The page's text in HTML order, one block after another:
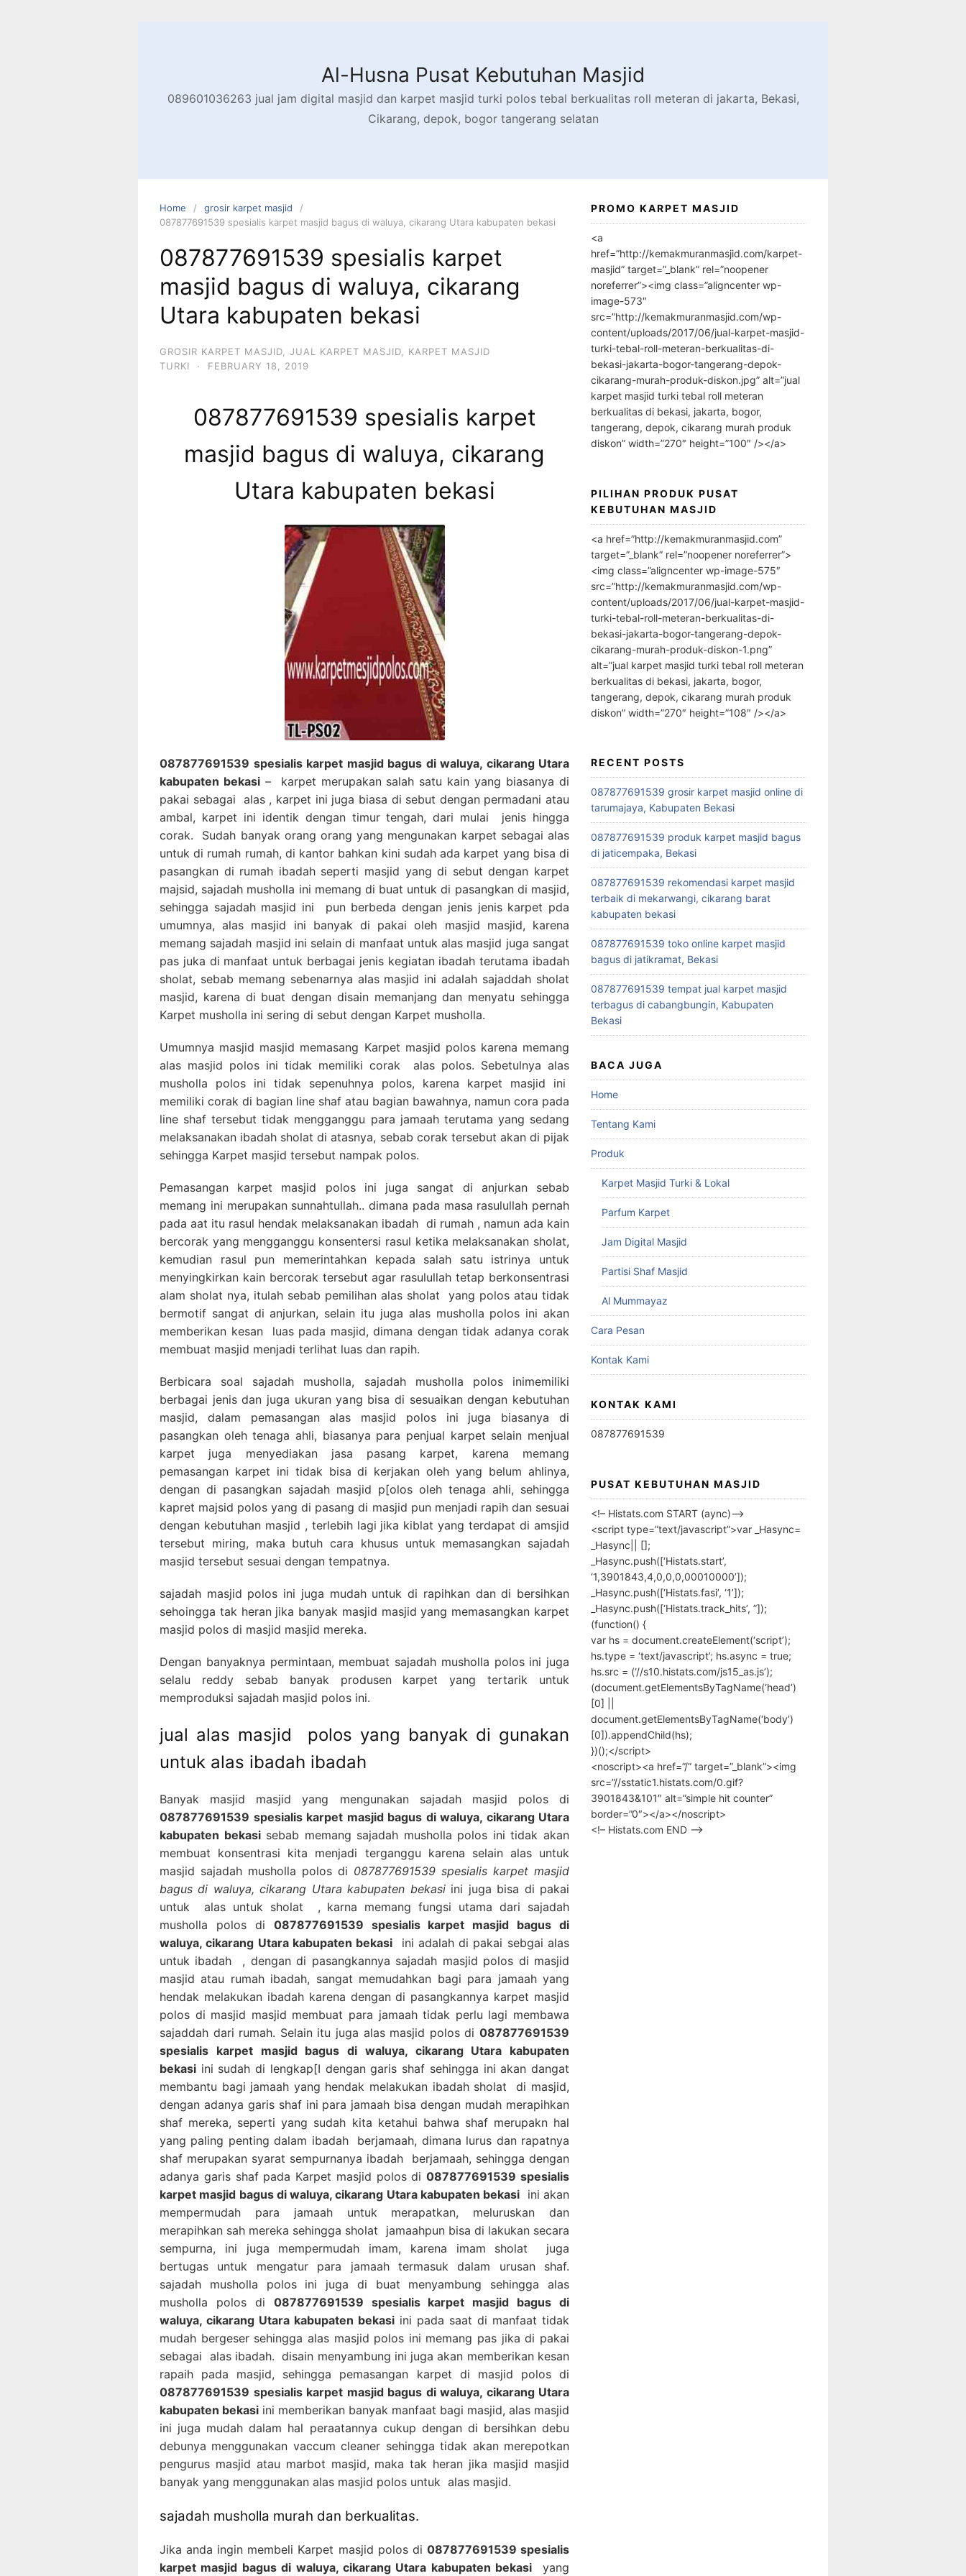
Al-Husna Pusat Kebutuhan Masjid
089601036263 jual jam digital masjid dan karpet masjid turki polos tebal berkualitas roll meteran di jakarta, Bekasi,
Cikarang, depok, bogor tangerang selatan
Home
grosir karpet masjid
087877691539 spesialis karpet masjid bagus di waluya, cikarang Utara kabupaten bekasi
087877691539 spesialis karpet
masjid bagus di waluya, cikarang
Utara kabupaten bekasi
GROSIR KARPET MASJID JUAL KARPET MASJID
KARPET MASJID
TURKI
· FEBRUARY 18, 2019
087877691539 spesialis karpet
masjid bagus di waluya, cikarang
Utara kabupaten bekasi
087877691539 spesialis karpet masjid bagus di waluya, cikarang Utara
kabupaten bekasi– karpet merupakan salah satu kain yang biasanya di
pakai sebagai alas , karpet ini juga biasa di sebut dengan permadani atau
ambal, karpet ini identik dengan timur tengah, dari mulai jenis hingga
corak. Sudah banyak orang orang yang mengunakan karpet sebagai alas
untuk di rumah rumah, di kantor bahkan kini sudah ada karpet yang bisa di
pasangkan di rumah ibadah seperti masjid yang di sebut dengan karpet
majsid, sajadah musholla ini memang di buat untuk di pasangkan di masjid,
sehingga sajadah masjid ini pun berbeda dengan jenis jenis karpet pda
umumnya, alas masjid ini banyak di pakai oleh masjid masjid, karena
memang sajadah masjid ini selain di manfaat untuk alas masjid juga sangat
pas juka di manfaat untuk berbagai jenis kegiatan ibadah terutama ibadah
sholat, sebab memang sebenarnya alas masjid ini adalah sajaddah sholat
masjid, karena di buat dengan disain memanjang dan menyatu sehingga
Karpet musholla ini sering di sebut dengan Karpet musholla.
Umumnya masjid masjid memasang Karpet masjid polos karena memang
alas masjid polos ini tidak memiliki corak alas polos. Sebetulnya alas
musholla polos ini tidak sepenuhnya polos, karena karpet masjid ini
memiliki corak di bagian line shaf atau bagian bawahnya, namun cora pada
line shaf tersebut tidak mengganggu para jamaah terutama yang sedang
melaksanakan ibadah sholat di atasnya, sebab corak tersebut akan di pijak
sehingga Karpet masjid tersebut nampak polos.
Pemasangan karpet masjid polos ini juga sangat di anjurkan sebab
memang ini merupakan sunnahtullah.. dimana pada masa rasulullah pernah
pada aat itu rasul hendak melaksanakan ibadah di rumah , namun ada kain
bercorak yang mengganggu konsentersi rasul ketika melaksanakan sholat,
kemudian rasul pun memerintahkan kepada salah satu istrinya untuk
menyingkirkan kain bercorak tersebut agar rasulullah tetap berkonsentrasi
alam sholat nya, itulah sebab pemilihan alas sholat yang polos atau tidak
bermotif sangat di anjurkan, selain itu juga alas musholla polos ini akan
memberikan kesan luas pada masjid, dimana dengan tidak adanya corak
membuat masjid menjadi terlihat luas dan rapih.
Berbicara soal sajadah musholla, sajadah musholla polos inimemiliki
berbagai jenis dan juga ukuran yang bisa di sesuaikan dengan kebutuhan
masjid, dalam pemasangan alas masjid polos ini juga biasanya di
pasangkan oleh tenaga ahli, biasanya para penjual karpet selain menjual
karpet juga menyediakan jasa pasang karpet, karena memang
pemasangan karpet ini tidak bisa di kerjakan oleh yang belum ahlinya,
dengan di pasangkan sajadah masjid p[olos oleh tenaga ahli, sehingga
kapret majsid polos yang di pasang di masjid pun menjadi rapih dan sesuai
dengan kebutuhan masjid , terlebih lagi jika kiblat yang terdapat di amsjid
tersebut miring, maka butuh cara khusus untuk memasangkan sajadah
masjid tersebut sesuai dengan tempatnya.
sajadah masjid polos ini juga mudah untuk di rapihkan dan di bersihkan
sehoingga tak heran jika banyak masjid masjid yang memasangkan karpet
masjid polos di masjid masjid mereka.
Dengan banyaknya permintaan, membuat sajadah musholla polos ini juga
selalu reddy sebab banyak produsen karpet yang tertarik untuk
memproduksi sajadah masjid polos ini.
jual alas masjid polos yang banyak di gunakan
untuk alas ibadah ibadah
Banyak masjid masjid yang mengunakan sajadah masjid polos di
087877691539 spesialis karpet masjid bagus di waluya, cikarang Utara
kabupaten bekasisebab memang sajadah musholla polos ini tidak akan
membuat konsentrasi kita menjadi terganggu karena selain alas untuk
masjid sajadah musholla polos di 087877691539 spesialis karpet masjid
bagus di waluya, cikarang Utara kabupaten bekasiini juga bisa di pakai
untuk alas untuk sholat , karna memang fungsi utama dari sajadah
musholla polos di 087877691539 spesialis karpet masjid bagus di
waluya, cikarang Utara kabupaten bekasi ini adalah di pakai sebgai alas
untuk ibadah , dengan di pasangkannya sajadah masjid polos di masjid
masjid atau rumah ibadah, sangat memudahkan bagi para jamaah yang
hendak melakukan ibadah karena dengan di pasangkannya karpet masjid
polos di masjid masjid membuat para jamaah tidak perlu lagi membawa
sajaddah dari rumah. Selain itu juga alas masjid polos di 087877691539
spesialis karpet masjid bagus di waluya, cikarang Utara kabupaten
bekasi ini sudah di lengkap[I dengan garis shaf sehingga ini akan dangat
membantu bagi jamaah yang hendak melakukan ibadah sholat di masjid,
dengan adanya garis shaf ini para jamaah bisa dengan mudah merapihkan
shaf mereka, seperti yang sudah kita ketahui bahwa shaf merupakn hal
yang paling penting dalam ibadah berjamaah, dimana lurus dan rapatnya
shaf merupakan syarat sempurnanya ibadah berjamaah, sehingga dengan
adanya garis shaf pada Karpet masjid polos di087877691539 spesialis
karpet masjid bagus di waluya, cikarang Utara kabupaten bekasi ini akan
mempermudah para jamaah untuk merapatkan, meluruskan dan
merapihkan sah mereka sehingga sholat jamaahpun bisa di lakukan secara
sempurna, ini juga mempermudah imam, karena imam sholat juga
bertugas untuk mengatur para jamaah termasuk dalam urusan shaf.
sajadah musholla polos ini juga di buat menyambung sehingga alas
musholla polos di 087877691539 spesialis karpet masjid bagus di
waluya, cikarang Utara kabupaten bekasi ini pada saat di manfaat tidak
mudah bergeser sehingga alas masjid polos ini memang pas jika di pakai
sebagai alas ibadah. disain menyambung ini juga akan memberikan kesan
rapaih pada masjid, sehingga pemasangan karpet di masjid polos di
087877691539 spesialis karpet masjid bagus di waluya, cikarang Utara
kabupaten bekasi ini memberikan banyak manfaat bagi masjid, alas masjid
ini juga mudah dalam hal peraatannya cukup dengan di bersihkan debu
debunya menggunakan vaccum cleaner sehingga tidak akan merepotkan
pengurus masjid atau marbot masjid, maka tak heran jika masjid masjid
banyak yang menggunakan alas masjid polos untuk alas masjid.
sajadah musholla murah dan berkualitas.
Jika anda ingin membeli Karpet masjid polos di 087877691539 spesialis
karpet masjid bagus di waluya, cikarang Utara kabupaten bekasi yang
PROMO KARPET MASJID
<a
href=”http://kemakmuranmasjid.com/karpet-
masjid” target=”_blank” rel=”noopener
noreferrer”><img class=”aligncenter wp-
image-573″
src=”http://kemakmuranmasjid.com/wp-
content/uploads/2017/06/jual-karpet-masjid-
turki-tebal-roll-meteran-berkualitas-di-
bekasi-jakarta-bogor-tangerang-depok-
cikarang-murah-produk-diskon.jpg” alt=”jual
karpet masjid turki tebal roll meteran
berkualitas di bekasi, jakarta, bogor,
tangerang, depok, cikarang murah produk
diskon” width=”270″ height=”100″ /></a>
PILIHAN PRODUK PUSAT
KEBUTUHAN MASJID
<a href=”http://kemakmuranmasjid.com”
target=”_blank” rel=”noopener noreferrer”>
<img class=”aligncenter wp-image-575″
src=”http://kemakmuranmasjid.com/wp-
content/uploads/2017/06/jual-karpet-masjid-
turki-tebal-roll-meteran-berkualitas-di-
bekasi-jakarta-bogor-tangerang-depok-
cikarang-murah-produk-diskon-1.png”
alt=”jual karpet masjid turki tebal roll meteran
berkualitas di bekasi, jakarta, bogor,
tangerang, depok, cikarang murah produk
diskon” width=”270″ height=”108″ /></a>
RECENT POSTS
087877691539 grosir karpet masjid online di
tarumajaya, Kabupaten Bekasi
087877691539 produk karpet masjid bagus
di jaticempaka, Bekasi
087877691539 rekomendasi karpet masjid
terbaik di mekarwangi, cikarang barat
kabupaten bekasi
087877691539 toko online karpet masjid
bagus di jatikramat, Bekasi
087877691539 tempat jual karpet masjid
terbagus di cabangbungin, Kabupaten
Bekasi
BACA JUGA
Home
Tentang Kami
Produk
Karpet Masjid Turki & Lokal
Parfum Karpet
Jam Digital Masjid
Partisi Shaf Masjid
Al Mummayaz
Cara Pesan
Kontak Kami
KONTAK KAMI
087877691539
PUSAT KEBUTUHAN MASJID
<!– Histats.com START (aync)–>
<script type=”text/javascript”>var _Hasync=
_Hasync|| [];
_Hasync.push([‘Histats.start’,
‘1,3901843,4,0,0,0,00010000’]);
_Hasync.push([‘Histats.fasi’, ‘1’]);
_Hasync.push([‘Histats.track_hits’, ”]);
(function() {
var hs = document.createElement(‘script’);
hs.type = ‘text/javascript’; hs.async = true;
hs.src = (‘//s10.histats.com/js15_as.js’);
(document.getElementsByTagName(‘head’)
[0] ||
document.getElementsByTagName(‘body’)
[0]).appendChild(hs);
})();</script>
<noscript><a href=”/” target=”_blank”><img
src=”//sstatic1.histats.com/0.gif?
3901843&101″ alt=”simple hit counter”
border=”0″></a></noscript>
<!– Histats.com END –>